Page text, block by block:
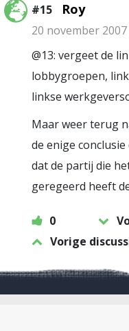
#15 Roy
20 november 2007
@13: vergeet de
lobbygroepen,
linkse
Maar weer terug
de enige
dat de partij die
geregeerd heeft
0
Vorige